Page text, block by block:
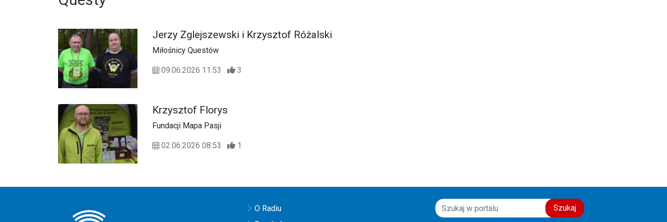
Jerzy Zglejszewski i Krzysztof Różalski
Miłośnicy Questów
09.06.2026 11:53 3
Krzysztof Florys
Fundacji Mapa Pasji
02.06.2026 08:53 1
O Radiu
Szukaj